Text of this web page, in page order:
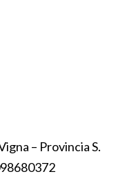
– Provincia S.